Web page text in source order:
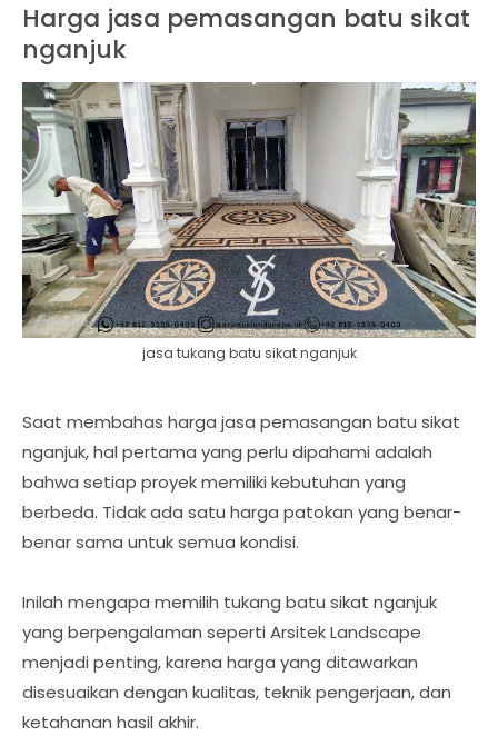
Harga jasa pemasangan batu sikat
nganjuk
jasa tukang batu sikat nganjuk
Saat membahas harga jasa pemasangan batu sikat
nganjuk, hal pertama yang perlu dipahami adalah
bahwa setiap proyek memiliki kebutuhan yang
berbeda. Tidak ada satu harga patokan yang benar-
benar sama untuk semua kondisi.
Inilah mengapa memilih tukang batu sikat nganjuk
yang berpengalaman seperti Arsitek Landscape
menjadi penting, karena harga yang ditawarkan
disesuaikan dengan kualitas, teknik pengerjaan, dan
ketahanan hasil akhir.